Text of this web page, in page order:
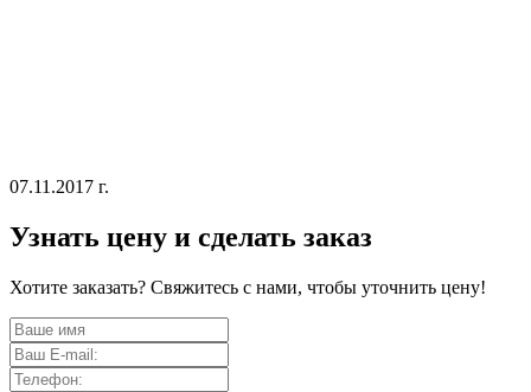
07.11.2017 г.
Узнать цену и сделать заказ
Хотите заказать? Свяжитесь с нами, чтобы уточнить цену!